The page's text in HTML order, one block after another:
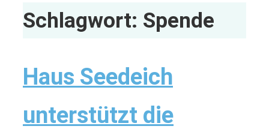
Schlagwort: Spende
Haus Seedeich
unterstützt die